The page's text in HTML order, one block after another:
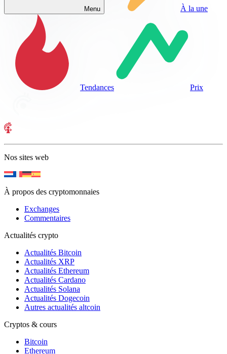
Menu À la une
Tendances Prix
Nos sites web
À propos des cryptomonnaies
Exchanges
Commentaires
Actualités crypto
Actualités Bitcoin
Actualités XRP
Actualités Ethereum
Actualités Cardano
Actualités Solana
Actualités Dogecoin
Autres actualités altcoin
Cryptos & cours
Bitcoin
Ethereum